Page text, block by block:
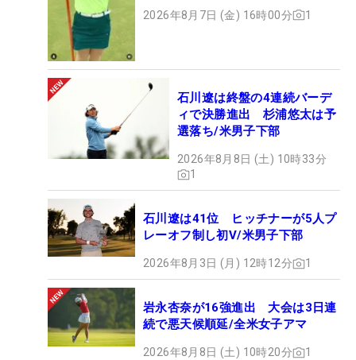
2026年8月7日 (金) 16時00分 1
石川遼は終盤の4連続バーデ
ィで決勝進出 杉浦悠太は予
選落ち/米男子下部
2026年8月8日 (土) 10時33分
1
石川遼は41位 ヒッチナーが5人プ
レーオフ制し初V/米男子下部
2026年8月3日 (月) 12時12分 1
岩永杏奈が16強進出 大会は3日連
続で悪天候順延/全米女子アマ
2026年8月8日 (土) 10時20分 1